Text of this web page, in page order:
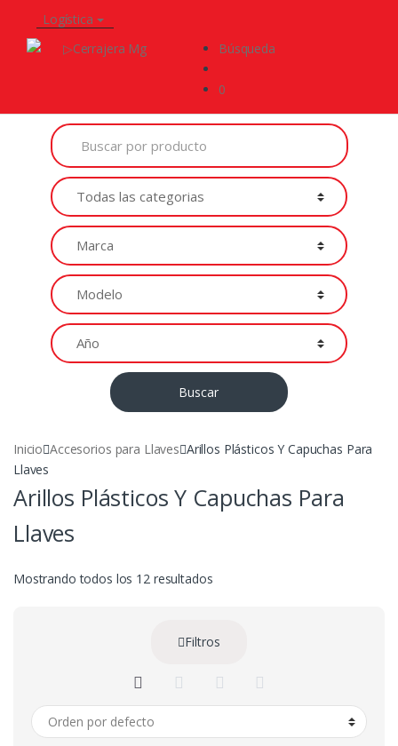
Logística
Búsqueda
0
Buscar
por
Productos
Buscar
Inicio Accesorios para Llaves Arillos Plásticos Y Capuchas Para
Llaves
Arillos Plásticos Y Capuchas Para
Llaves
Mostrando todos los 12 resultados
Filtros